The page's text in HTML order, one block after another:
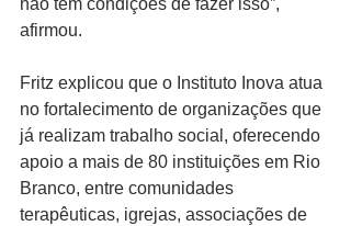
não têm condições de fazer isso”,
afirmou.
Fritz explicou que o Instituto Inova atua
no fortalecimento de organizações que
já realizam trabalho social, oferecendo
apoio a mais de 80 instituições em Rio
Branco, entre comunidades
terapêuticas, igrejas, associações de